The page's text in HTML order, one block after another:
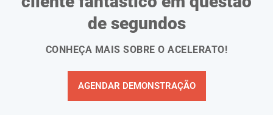
de segundos
CONHEÇA MAIS SOBRE O ACELERATO!
AGENDAR DEMONSTRAÇÃO